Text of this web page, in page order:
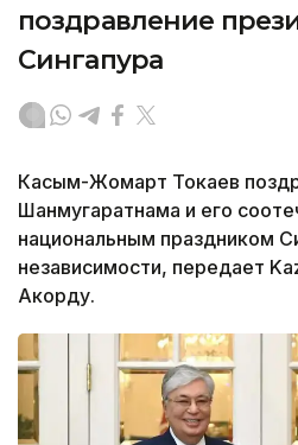
поздравление
Сингапура
Касым-Жомарт Токаев
Шанмугаратнама и его
национальным праздником
независимости, передает
Акорду.